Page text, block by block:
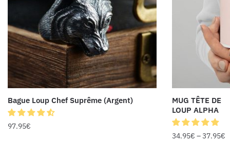
Bague Loup Chef Suprême (Argent)
97.95€
MUG TÊTE DE
LOUP ALPHA
34.95€ –37.95€